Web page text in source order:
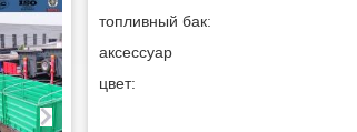
топливный бак:
аксессуар
цвет: